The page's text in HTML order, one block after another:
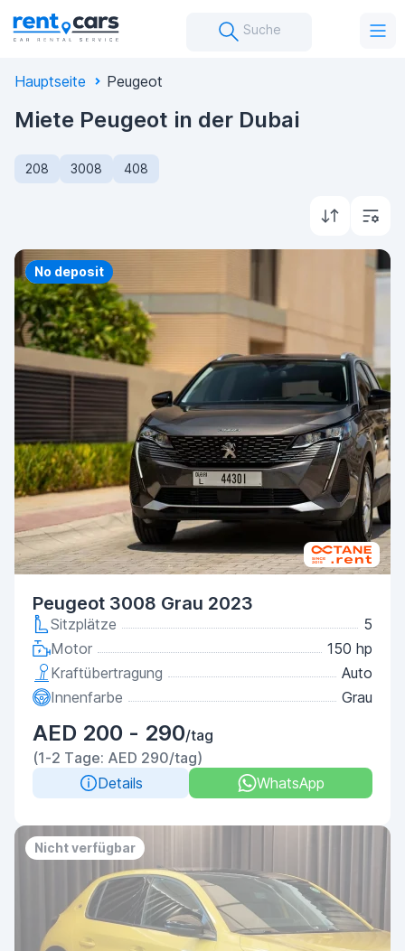
Suche
Hauptseite Peugeot
Miete Peugeot in der Dubai
208 3008 408
Priority
No deposit
Peugeot 3008 Grau 2023
Sitzplätze
5
Motor
150 hp
Kraftübertragung
Auto
Innenfarbe
Grau
AED 200 - 290/tag
(1-2 Tage: AED 290/tag)
Details
WhatsApp
Nicht verfügbar